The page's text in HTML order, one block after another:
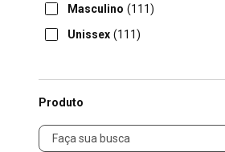
Masculino (111)
Unissex (111)
Produto
Produto